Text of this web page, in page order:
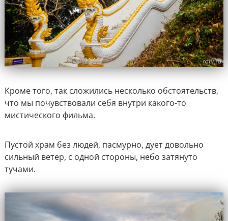
Кроме того, так сложились несколько обстоятельств,
что мы почувствовали себя внутри какого-то
мистического фильма.
Пустой храм без людей, пасмурно, дует довольно
сильный ветер, с одной стороны, небо затянуто
тучами.